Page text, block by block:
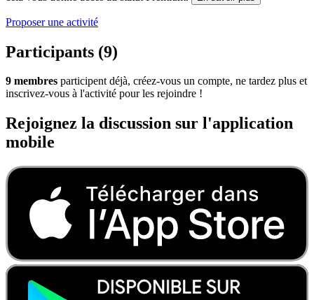
Proposer une activité
Participants (9)
9 membres participent déjà, créez-vous un compte, ne tardez plus et
inscrivez-vous à l'activité pour les rejoindre !
Rejoignez la discussion sur l'application
mobile